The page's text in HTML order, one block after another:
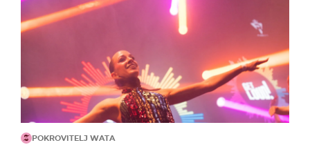
POKROVITELJ WATA